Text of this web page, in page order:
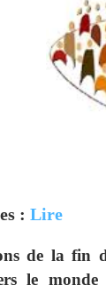
: Lire
de la fin
le